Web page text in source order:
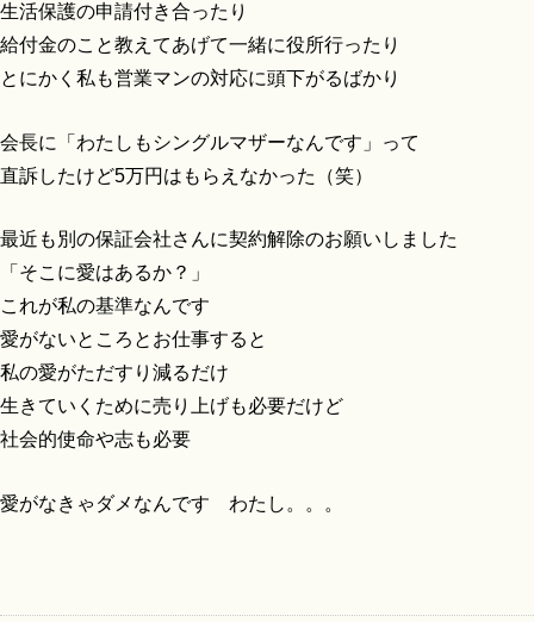
生活保護の申請付き合ったり
給付金のこと教えてあげて一緒に役所行ったり
とにかく私も営業マンの対応に頭下がるばかり
会長に「わたしもシングルマザーなんです」って
直訴したけど5万円はもらえなかった（笑）
最近も別の保証会社さんに契約解除のお願いしました
「そこに愛はあるか？」
これが私の基準なんです
愛がないところとお仕事すると
私の愛がただすり減るだけ
生きていくために売り上げも必要だけど
社会的使命や志も必要
愛がなきゃダメなんです わたし。。。